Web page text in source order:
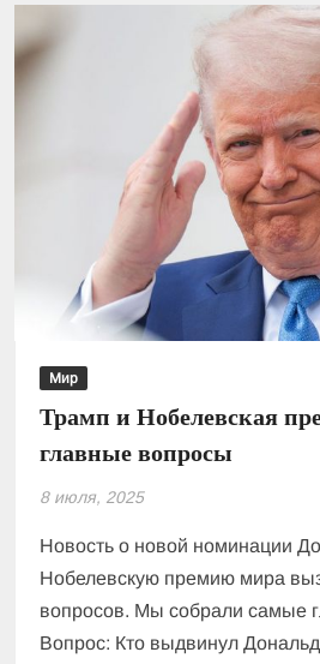
Мир
Трамп и Нобелевская
главные вопросы
8 июля, 2025
Новость о новой номинации
Нобелевскую премию мира
вопросов. Мы собрали самые
Вопрос: Кто выдвинул